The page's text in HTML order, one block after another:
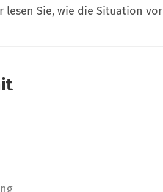
lesen Sie, wie die Situation vor